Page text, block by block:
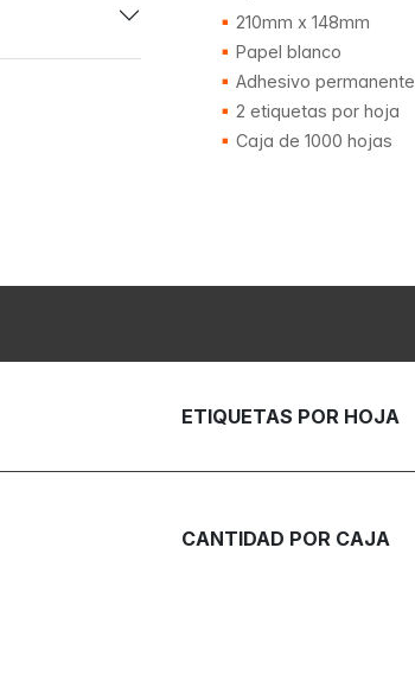
210mm x 148mm
Papel blanco
Adhesivo permanente
2 etiquetas por hoja
Caja de 1000 hojas
ETIQUETAS POR HOJA
CANTIDAD POR CAJA